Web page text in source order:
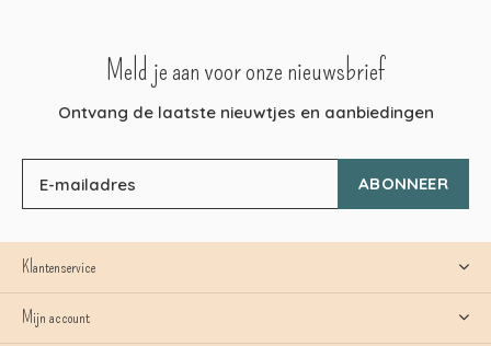
Meld je aan voor onze nieuwsbrief
Ontvang de laatste nieuwtjes en aanbiedingen
ABONNEER
Klantenservice
Mijn account